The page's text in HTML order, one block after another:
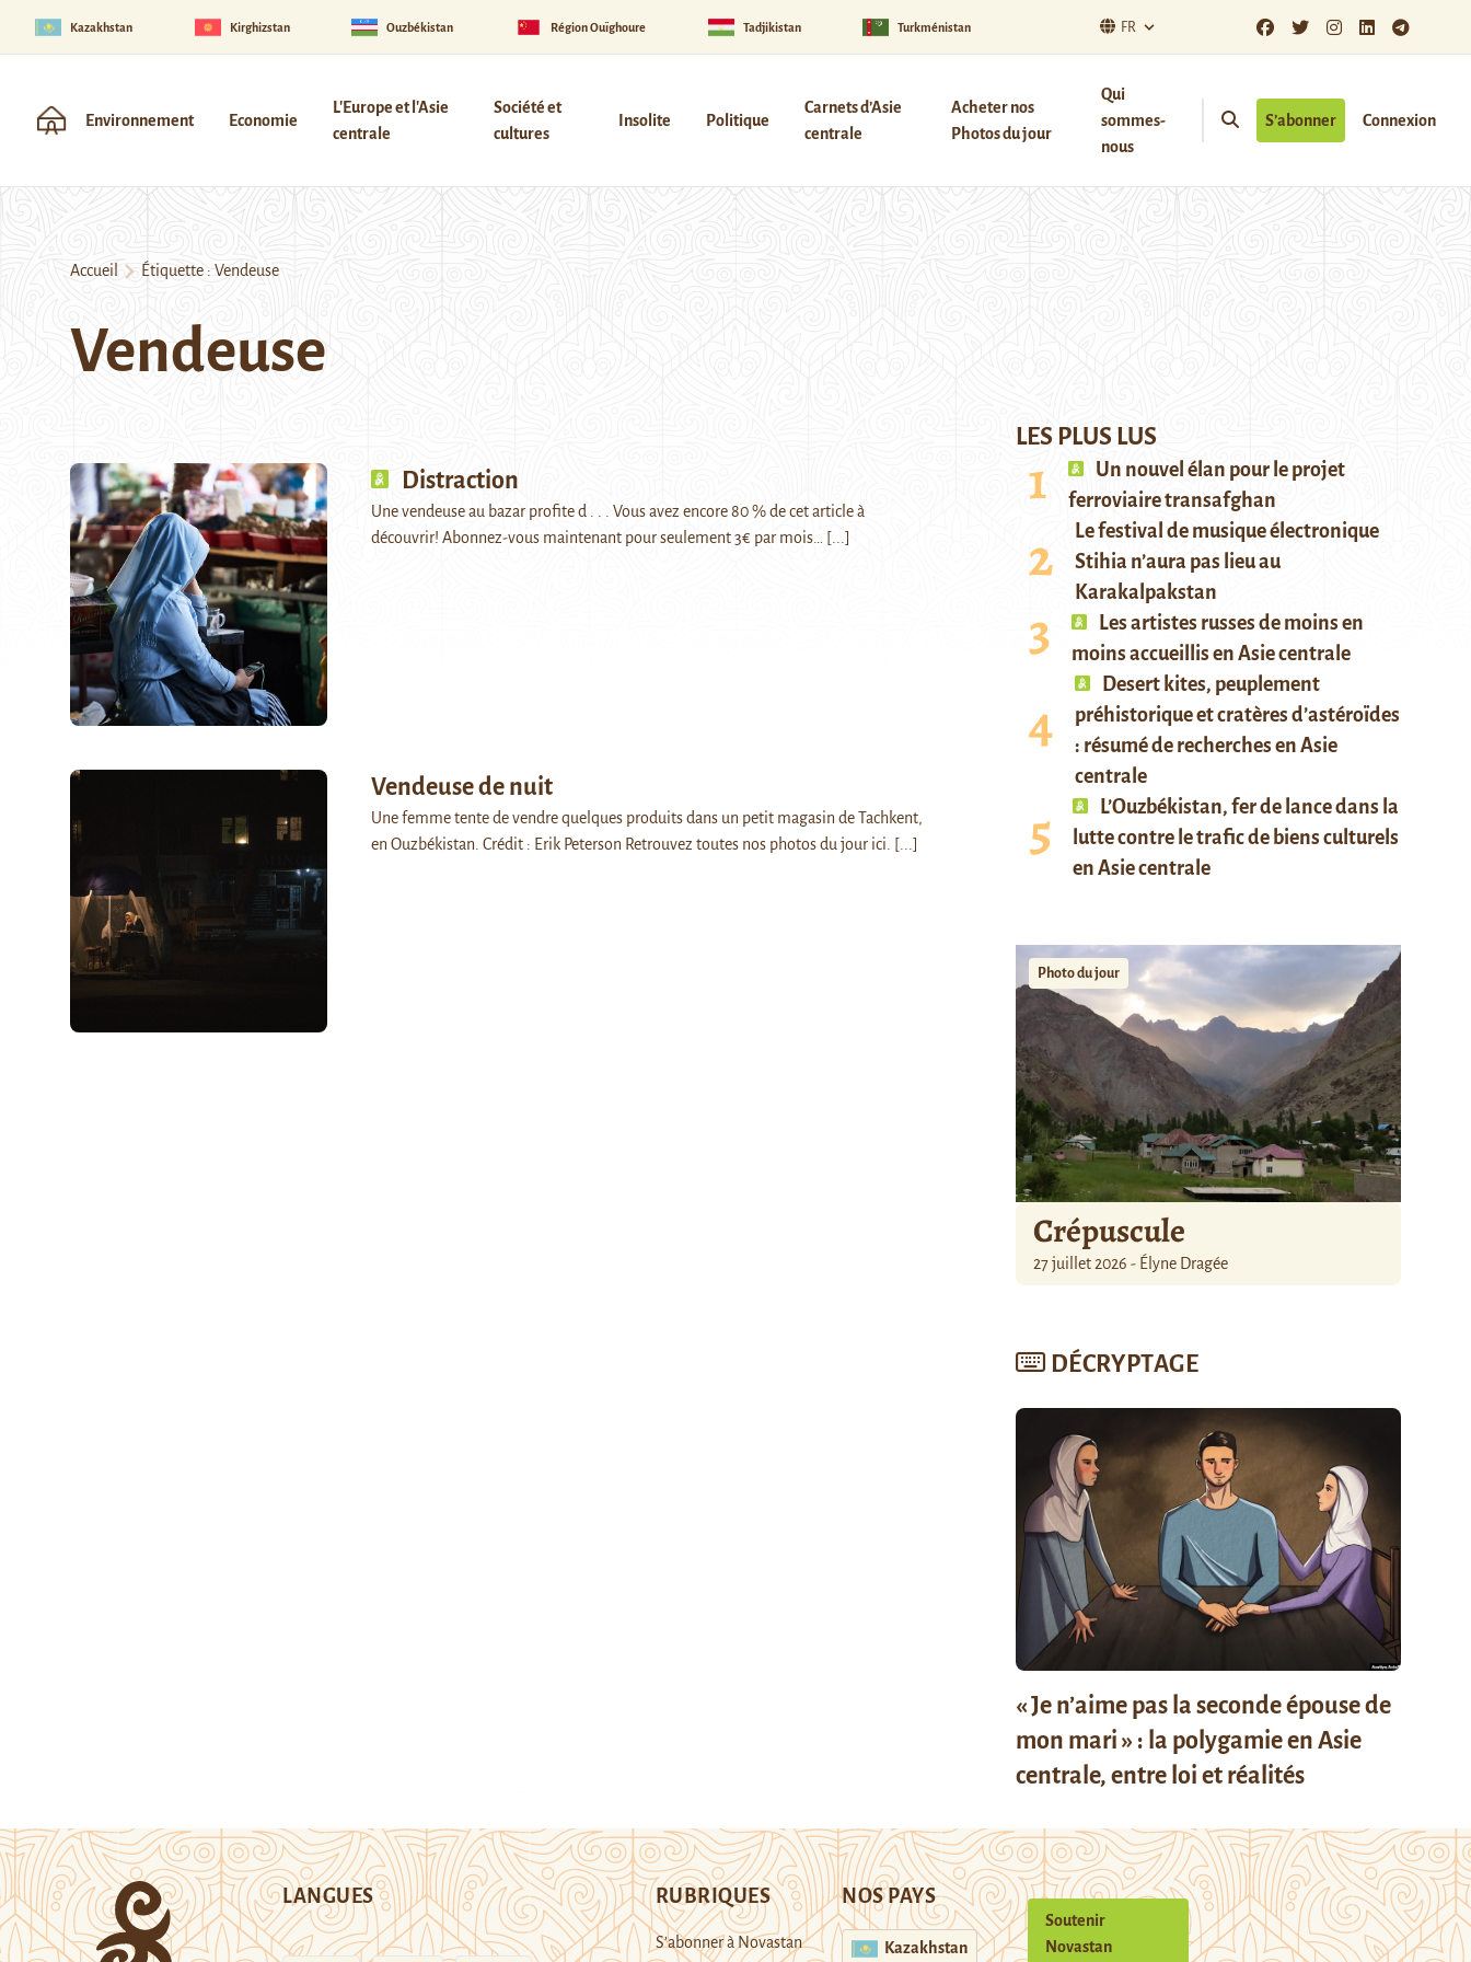
Kazakhstan Kirghizstan Ouzbékistan Région Ouïghoure Tadjikistan Turkménistan FR
Environnement Economie
L'Europe et l'Asie
centrale
Société et
cultures
Insolite Politique
Carnets d’Asie
centrale
Acheter nos
Photos du jour
Qui
sommes-
nous
S’abonner Connexion
Accueil Étiquette : Vendeuse
Vendeuse
Distraction
Une vendeuse au bazar profite d . . . Vous avez encore 80 % de cet article à
découvrir! Abonnez-vous maintenant pour seulement 3€ par mois…
[...]
Vendeuse de nuit
Une femme tente de vendre quelques produits dans un petit magasin de Tachkent,
en Ouzbékistan. Crédit : Erik Peterson Retrouvez toutes nos photos du jour ici.
[...]
LES PLUS LUS
Un nouvel élan pour le projet
ferroviaire transafghan
Le festival de musique électronique
Stihia n’aura pas lieu au
Karakalpakstan
Les artistes russes de moins en
moins accueillis en Asie centrale
Desert kites, peuplement
préhistorique et cratères d’astéroïdes
: résumé de recherches en Asie
centrale
L’Ouzbékistan, fer de lance dans la
lutte contre le trafic de biens culturels
en Asie centrale
Photo du jour
Crépuscule
27 juillet 2026 - Élyne Dragée
DÉCRYPTAGE
« Je n’aime pas la seconde épouse de
mon mari » : la polygamie en Asie
centrale, entre loi et réalités
LANGUES RUBRIQUES
S’abonner à Novastan
NOS PAYS
Kazakhstan
Soutenir
Novastan